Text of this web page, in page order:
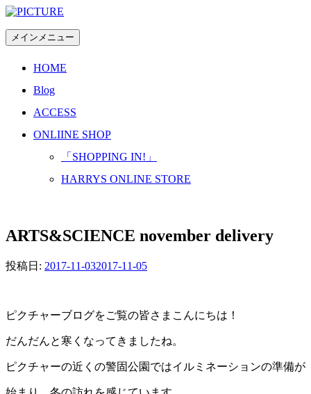
コ
テメインメニュー
HOME
Blog
ACCESS
ONLIINE SHOP
「SHOPPING IN!」
HARRYS ONLINE STORE
ARTS&SCIENCE november delivery
投稿日: 2017-11-032017-11-05
ピクチャーブログをご覧の皆さまこんにちは！
だんだんと寒くなってきましたね。
ピクチャーの近くの警固公園ではイルミネーションの準備が